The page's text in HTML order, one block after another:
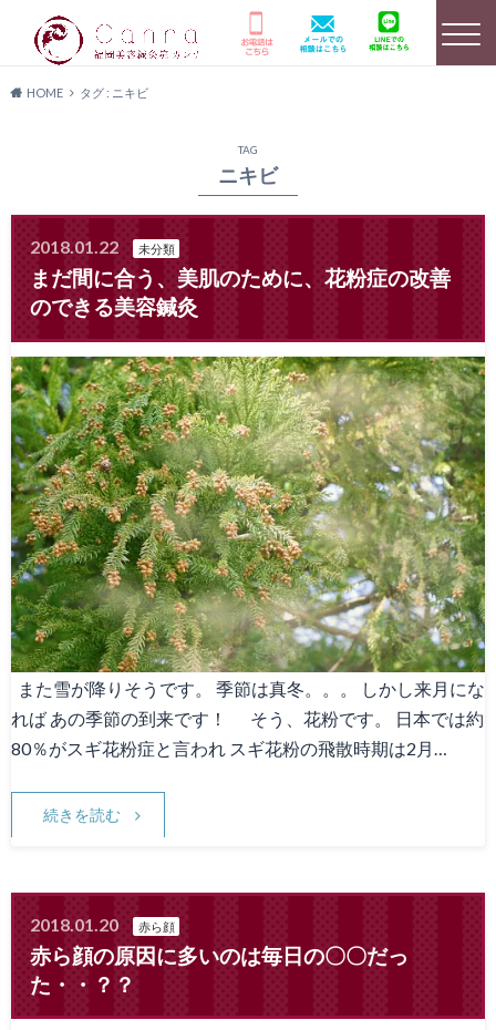
美容鍼灸詳細
店舗のご案内 よくあるご質問 キャンペーン情報
患者様の声 メディア実績 料金プラン
Canna1番人気メニュー
スタッフ募集
Facebook
天神院情報
HOME タグ : ニキビ
TAG
ニキビ
2018.01.22 未分類
まだ間に合う、美肌のために、花粉症の改善
のできる美容鍼灸
また雪が降りそうです。 季節は真冬。。。 しかし来月にな
れば あの季節の到来です！ そう、花粉です。 日本では約
80％がスギ花粉症と言われ スギ花粉の飛散時期は2月…
続きを読む
2018.01.20 赤ら顔
赤ら顔の原因に多いのは毎日の〇〇だっ
た・・？？